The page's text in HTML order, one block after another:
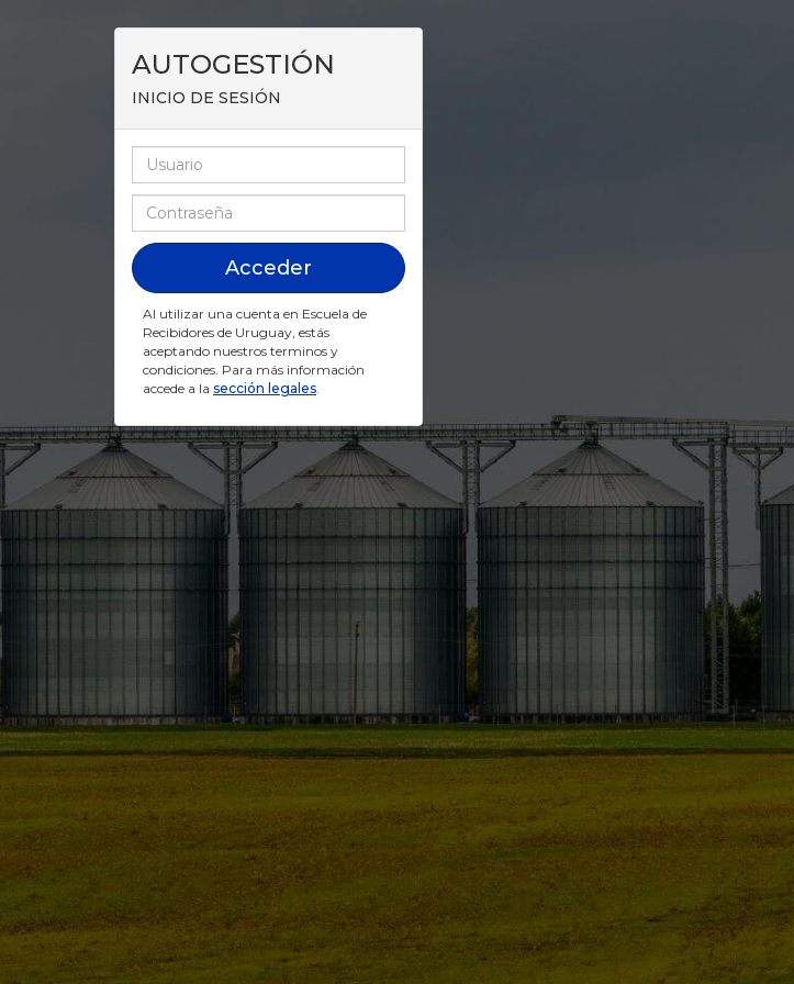
AUTOGESTIÓN
INICIO DE SESIÓN
Al utilizar una cuenta en Escuela de
Recibidores de Uruguay, estás
aceptando nuestros terminos y
condiciones. Para más información
accede a la sección legales.